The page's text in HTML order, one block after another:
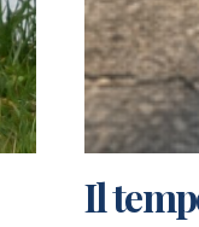
Il